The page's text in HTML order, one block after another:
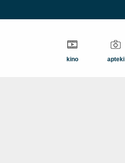
kino apteki